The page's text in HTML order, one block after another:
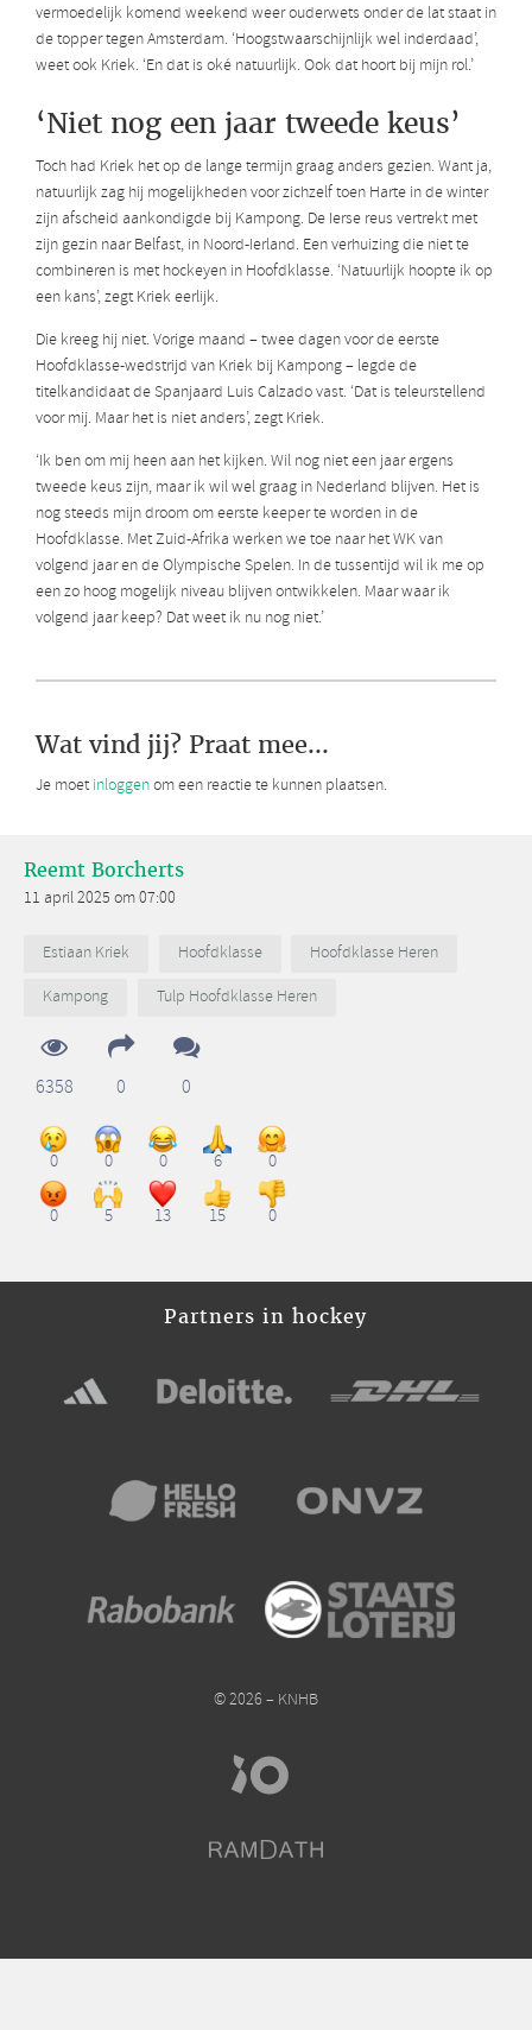
vermoedelijk komend weekend weer ouderwets onder de lat staat in
de topper tegen Amsterdam. ‘Hoogstwaarschijnlijk wel inderdaad’,
weet ook Kriek. ‘En dat is oké natuurlijk. Ook dat hoort bij mijn rol.’
‘Niet nog een jaar tweede keus’
Toch had Kriek het op de lange termijn graag anders gezien. Want ja,
natuurlijk zag hij mogelijkheden voor zichzelf toen Harte in de winter
zijn afscheid aankondigde bij Kampong. De Ierse reus vertrekt met
zijn gezin naar Belfast, in Noord-Ierland. Een verhuizing die niet te
combineren is met hockeyen in Hoofdklasse. ‘Natuurlijk hoopte ik op
een kans’, zegt Kriek eerlijk.
Die kreeg hij niet. Vorige maand – twee dagen voor de eerste
Hoofdklasse-wedstrijd van Kriek bij Kampong – legde de
titelkandidaat de Spanjaard Luis Calzado vast. ‘Dat is teleurstellend
voor mij. Maar het is niet anders’, zegt Kriek.
‘Ik ben om mij heen aan het kijken. Wil nog niet een jaar ergens
tweede keus zijn, maar ik wil wel graag in Nederland blijven. Het is
nog steeds mijn droom om eerste keeper te worden in de
Hoofdklasse. Met Zuid-Afrika werken we toe naar het WK van
volgend jaar en de Olympische Spelen. In de tussentijd wil ik me op
een zo hoog mogelijk niveau blijven ontwikkelen. Maar waar ik
volgend jaar keep? Dat weet ik nu nog niet.’
Wat vind jij? Praat mee...
Je moet inloggenom een reactie te kunnen plaatsen.
Reemt Borcherts
11 april 2025 om 07:00
Estiaan Kriek Hoofdklasse
Hoofdklasse Heren
Kampong
Tulp Hoofdklasse Heren
6358 0 0
0 0 0 6 0
0 5 13 15 0
Partners in hockey
© 2026 – KNHB